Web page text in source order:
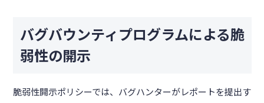
バグバウンティプログラムによる脆
弱性の開示
脆弱性開示ポリシーでは、バグハンターがレポートを提出す